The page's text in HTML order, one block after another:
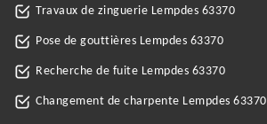
Travaux de zinguerie Lempdes 63370
Pose de gouttières Lempdes 63370
Recherche de fuite Lempdes 63370
Changement de charpente Lempdes 63370